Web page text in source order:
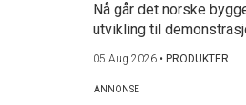
Nå går det norske
utvikling til
05 Aug 2026 • PRODUKTER